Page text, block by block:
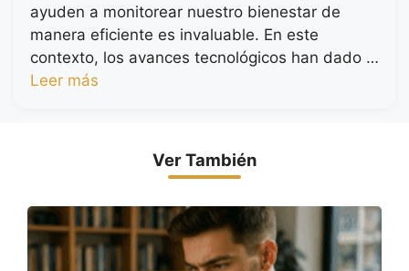
ayuden a monitorear nuestro bienestar de
manera eficiente es invaluable. En este
contexto, los avances tecnológicos han dado …
Leer más
Ver También